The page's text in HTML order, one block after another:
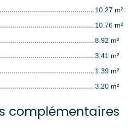
10.27 m²
10.76 m²
8.92 m²
3.41 m²
1.39 m²
3.20 m²
complémentaires